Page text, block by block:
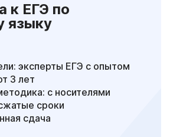
к ЕГЭ по
языку
эксперты ЕГЭ с опытом
3 лет
с носителями
сроки
сдача